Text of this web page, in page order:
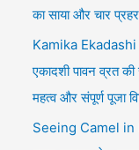
का साया और चार
Kamika Ekadashi
एकादशी पावन व्रत की
महत्व और संपूर्ण पूजा
Seeing Camel in